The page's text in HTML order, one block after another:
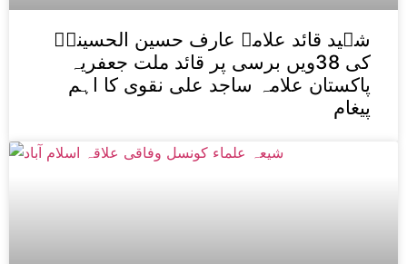
شہید قائد علامہ عارف حسین الحسینیؒ
کی 38ویں برسی پر قائد ملت جعفریہ
پاکستان علامہ ساجد علی نقوی کا اہم
پیغام